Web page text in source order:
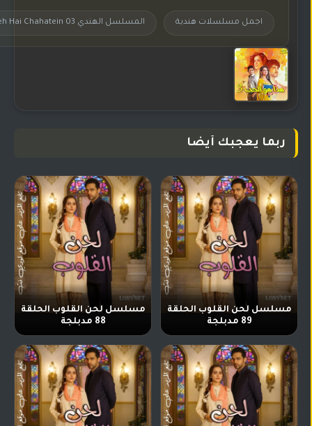
اجمل مسلسلات هندية المسلسل الهندي 03 Yeh Hai Chahatein مترجم
ربما يعجبك أيضا
مسلسل لحن القلوب الحلقة
89 مدبلجة
مسلسل لحن القلوب الحلقة
88 مدبلجة